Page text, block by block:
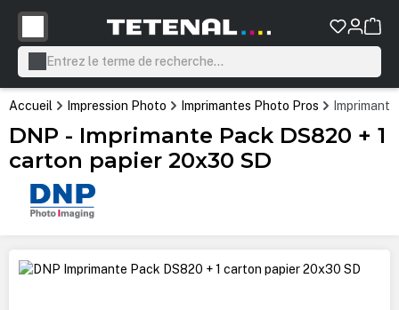
principal
Accueil Impression Photo Imprimantes Photo Pros
DNP - Imprimante Pack DS820 + 1
carton papier 20x30 SD
Ignorer la galerie d'images